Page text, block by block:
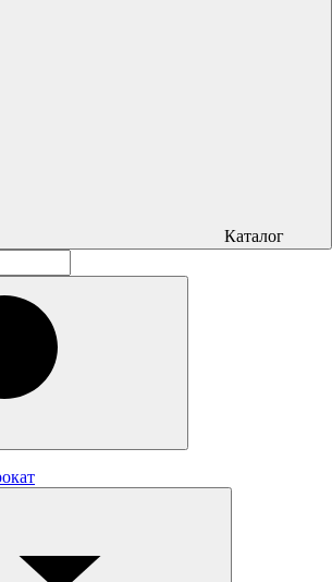
Каталог